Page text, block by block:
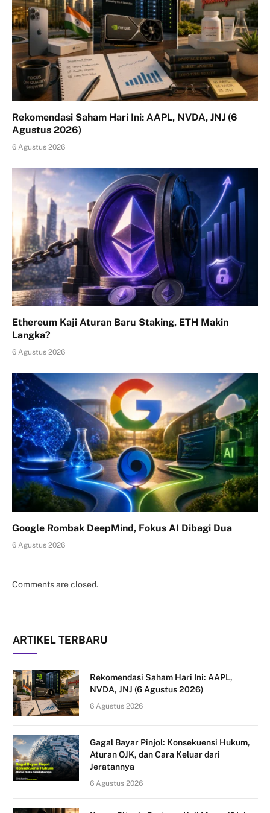
Rekomendasi Saham Hari Ini: AAPL, NVDA, JNJ (6
Agustus 2026)
6 Agustus 2026
Ethereum Kaji Aturan Baru Staking, ETH Makin
Langka?
6 Agustus 2026
Google Rombak DeepMind, Fokus AI Dibagi Dua
6 Agustus 2026
Comments are closed.
ARTIKEL TERBARU
Rekomendasi Saham Hari Ini: AAPL,
NVDA, JNJ (6 Agustus 2026)
6 Agustus 2026
Gagal Bayar Pinjol: Konsekuensi Hukum,
Aturan OJK, dan Cara Keluar dari
Jeratannya
6 Agustus 2026